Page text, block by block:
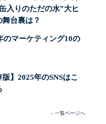
入りのただの水”大ヒ
舞台裏は？
のマーケティング10の
版】2025年のSNSはこ
» 一覧ページへ